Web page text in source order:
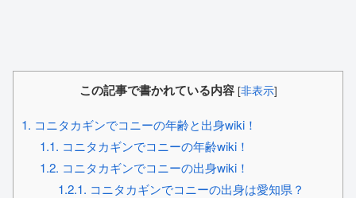
この記事で書かれている内容 [非表示]
1. コニタカギンでコニーの年齢と出身wiki！
1.1. コニタカギンでコニーの年齢wiki！
1.2. コニタカギンでコニーの出身wiki！
1.2.1. コニタカギンでコニーの出身は愛知県？